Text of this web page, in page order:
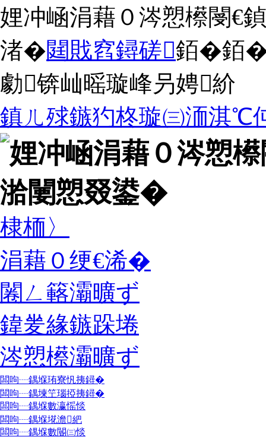
娌冲崡涓藉０涔愬櫒閿€
渚�閮戝窞鐞磋銆�銆
勮锛屾暚璇峰叧娉紒
鎮ㄦ殏鏃犳柊璇㈢洏淇℃
棣栭〉
涓藉０绠€浠�
闂ㄥ簵灞曠ず
鍏夎緣鏃跺埢
涔愬櫒灞曠ず
闆呴┈鍝堢珛寮忛挗鐞�
闆呴┈鍝堜笁瑙掗挗鐞�
闆呴┈鍝堢數瀛愮惔
闆呴┈鍝堢埖澹紦
闆呴┈鍝堢數閽㈢惔